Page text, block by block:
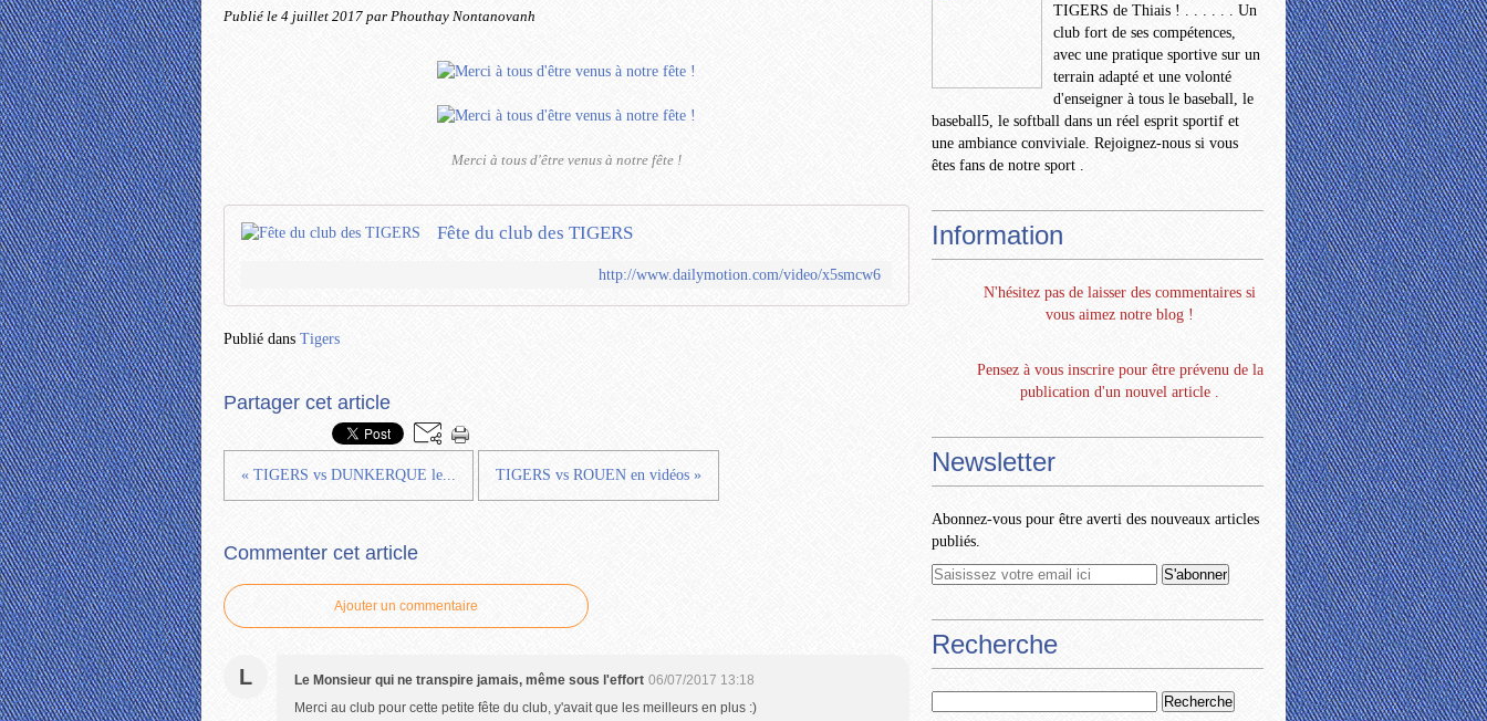
Publié le 4 juillet 2017 par Phouthay Nontanovanh
Merci à tous d'être venus à notre fête !
Fête du club des TIGERS
http://www.dailymotion.com/video/x5smcw6
Publié dans Tigers
Partager cet article
« TIGERS vs DUNKERQUE le... TIGERS vs ROUEN en vidéos »
Commenter cet article
Ajouter un commentaire
L Le Monsieur qui ne transpire jamais, même sous l'effort 06/07/2017 13:18
Merci au club pour cette petite fête du club, y'avait que les meilleurs en plus :)
TIGERS de Thiais ! . . . . . . Un
club fort de ses compétences,
avec une pratique sportive sur un
terrain adapté et une volonté
d'enseigner à tous le baseball, le
baseball5, le softball dans un réel esprit sportif et
une ambiance conviviale. Rejoignez-nous si vous
êtes fans de notre sport .
Information
N'hésitez pas de laisser des commentaires si
vous aimez notre blog !
Pensez à vous inscrire pour être prévenu de la
publication d'un nouvel article .
Newsletter
Abonnez-vous pour être averti des nouveaux articles
publiés.
Recherche